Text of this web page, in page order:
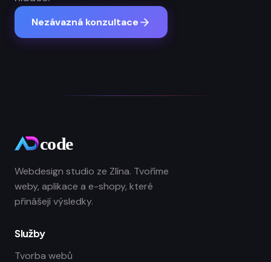
Nezávazná konzultace
Webdesign studio ze Zlína. Tvoříme
weby, aplikace a e-shopy, které
přinášejí výsledky.
Služby
Tvorba webů